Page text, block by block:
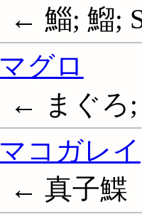
← 鯔; 鰡;
マグロ
← まぐろ;
マコガレイ
← 真子鰈